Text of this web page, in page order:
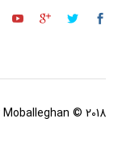
2018 © moballeghanpublishing.ir | Designed by Moballeghan